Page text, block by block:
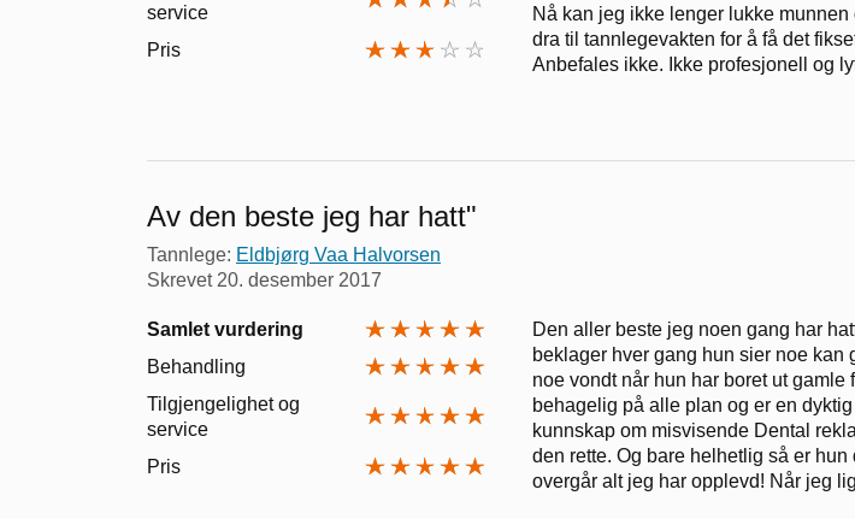
service
Pris
Nå kan jeg ikke lenger lukke
dra til tannlegevakten for å få det
Anbefales ikke. Ikke profesjonell og
Av den beste jeg har hatt"
Tannlege: Eldbjørg Vaa Halvorsen
Skrevet 20. desember 2017
Samlet vurdering
Behandling
Tilgjengelighet og
service
Pris
Den aller beste jeg noen gang har
beklager hver gang hun sier noe
noe vondt når hun har boret ut
behagelig på alle plan og er en
kunnskap om misvisende Dental
den rette. Og bare helhetlig så er
overgår alt jeg har opplevd! Når jeg